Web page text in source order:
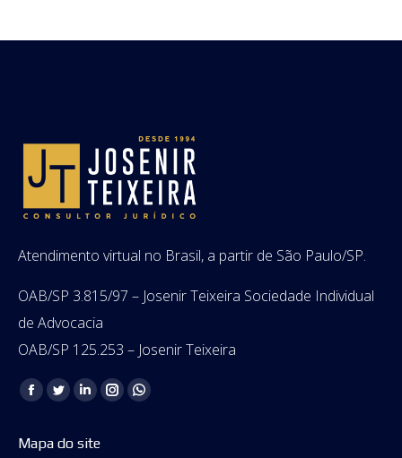
Atendimento virtual no Brasil, a partir de São Paulo/SP.
OAB/SP 3.815/97 – Josenir Teixeira Sociedade Individual
de Advocacia
OAB/SP 125.253 – Josenir Teixeira
Encontre-nos em:
Facebook
opens
Twitter
opens
Linkedin
opens
InstagramWhatsapp
Mapa do site